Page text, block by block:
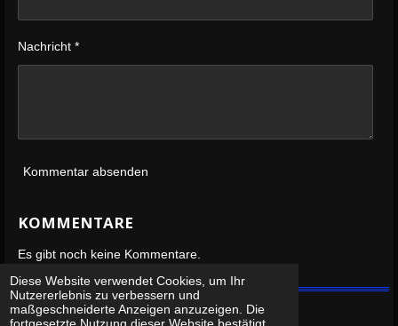
Diese Website verwendet Cookies, um Ihr
Nutzererlebnis zu verbessern und
maßgeschneiderte Anzeigen anzuzeigen. Die
Nachricht *
Kommentar absenden
KOMMENTARE
Es gibt noch keine Kommentare.